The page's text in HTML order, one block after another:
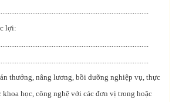
lợi:
thưởng, nâng lương, bồi dưỡng nghiệp vụ, thực
học, công nghệ với các đơn vị trong hoặc